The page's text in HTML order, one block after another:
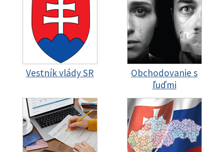
Vestník vlády SR
Obchodovanie s
ľuďmi